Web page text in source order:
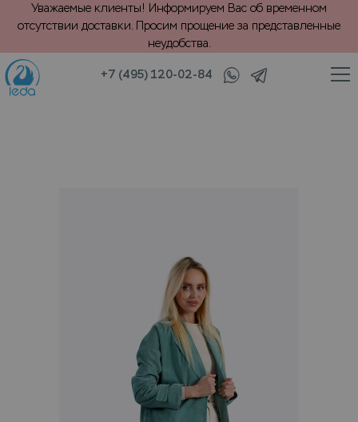
Уважаемые клиенты! Информируем Вас об временном
отсутствии доставки. Просим прощение за представленные
неудобства.
+7 (495) 120-02-84
из кожи и замши